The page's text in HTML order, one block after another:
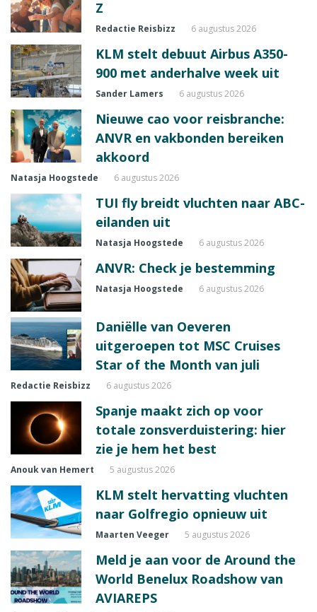
Z
Redactie Reisbizz 6 augustus 2026
KLM stelt debuut Airbus A350-
900 met anderhalve week uit
Sander Lamers 6 augustus 2026
Nieuwe cao voor reisbranche:
ANVR en vakbonden bereiken
akkoord
Natasja Hoogstede 6 augustus 2026
TUI fly breidt vluchten naar ABC-
eilanden uit
Natasja Hoogstede 6 augustus 2026
ANVR: Check je bestemming
Natasja Hoogstede 6 augustus 2026
Daniëlle van Oeveren
uitgeroepen tot MSC Cruises
Star of the Month van juli
Redactie Reisbizz 6 augustus 2026
Spanje maakt zich op voor
totale zonsverduistering: hier
zie je hem het best
Anouk van Hemert 5 augustus 2026
KLM stelt hervatting vluchten
naar Golfregio opnieuw uit
Maarten Veeger 5 augustus 2026
Meld je aan voor de Around the
World Benelux Roadshow van
AVIAREPS